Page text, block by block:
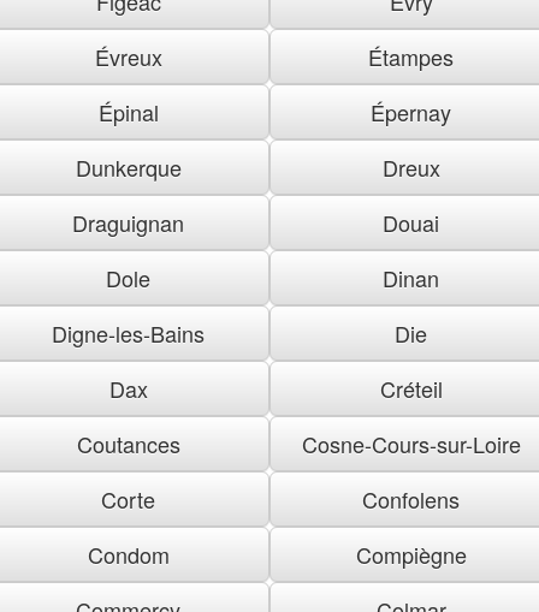
Évreux
Étampes
Épinal
Épernay
Dunkerque
Dreux
Draguignan
Douai
Dole
Dinan
Digne-les-Bains
Die
Dax
Créteil
Coutances
Cosne-Cours-sur-Loire
Corte
Confolens
Condom
Compiègne